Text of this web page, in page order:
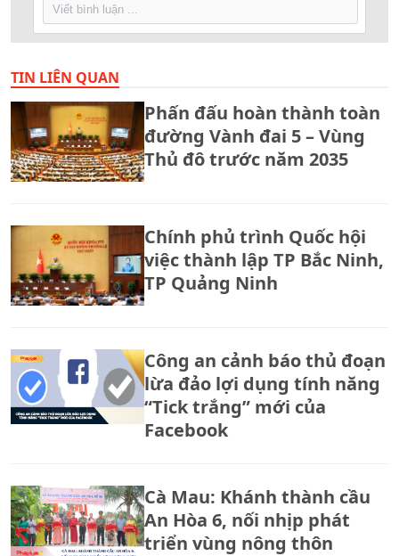
TIN LIÊN QUAN
Phấn đấu hoàn thành toàn
đường Vành đai 5 – Vùng
Thủ đô trước năm 2035
Chính phủ trình Quốc hội
việc thành lập TP Bắc Ninh,
TP Quảng Ninh
Công an cảnh báo thủ đoạn
lừa đảo lợi dụng tính năng
“Tick trắng” mới của
Facebook
Cà Mau: Khánh thành cầu
An Hòa 6, nối nhịp phát
triển vùng nông thôn